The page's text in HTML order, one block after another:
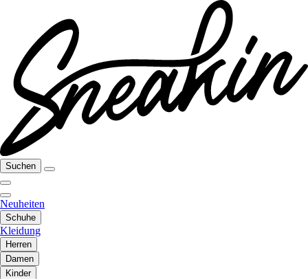
Suchen
Neuheiten
Schuhe
Kleidung
Herren
Damen
Kinder